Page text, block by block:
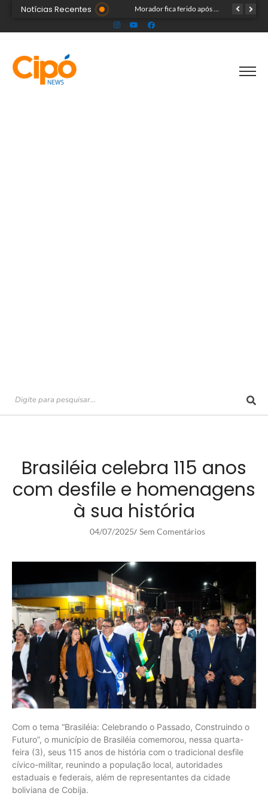
Notícias Recentes Após identificar falhas, MPAC monitora assistência a adultos com autismo em Cruzeiro
Brasiléia celebra 115 anos
com desfile e homenagens
à sua história
04/07/2025/ Sem Comentários
Com o tema “Brasiléia: Celebrando o Passado, Construindo o
Futuro”, o município de Brasiléia comemorou, nessa quarta-
feira (3), seus 115 anos de história com o tradicional desfile
cívico-militar, reunindo a população local, autoridades
estaduais e federais, além de representantes da cidade
boliviana de Cobija.